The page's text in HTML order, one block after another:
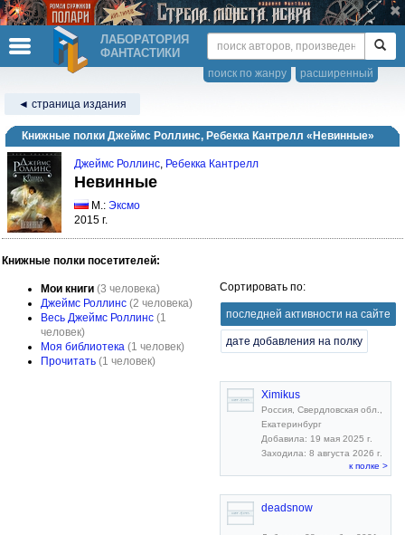
ЛАБОРАТОРИЯ
ФАНТАСТИКИ
расширенный
поиск по жанру
◄ страница издания
Книжные полки Джеймс Роллинс, Ребекка Кантрелл «Невинные»
Джеймс Роллинс, Ребекка Кантрелл
Невинные
М.: Эксмо
2015 г.
Книжные полки посетителей:
Мои книги (3 человека)
Джеймс Роллинс (2 человека)
Весь Джеймс Роллинс (1
человек)
Моя библиотека (1 человек)
Прочитать (1 человек)
Сортировать по:
последней активности на сайте
дате добавления на полку
Ximikus
Россия, Свердловская обл.,
Екатеринбург
Добавила: 19 мая 2025 г.
Заходила: 8 августа 2026 г.
к полке >
deadsnow